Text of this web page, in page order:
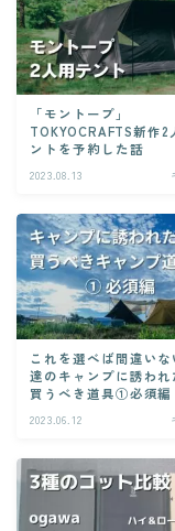
「モントープ」
TOKYOCRAFTS新作2
ントを予約した話
2023.08.13
これを選べば間違いな
達のキャンプに誘われ
買うべき道具①必須編
2023.06.12